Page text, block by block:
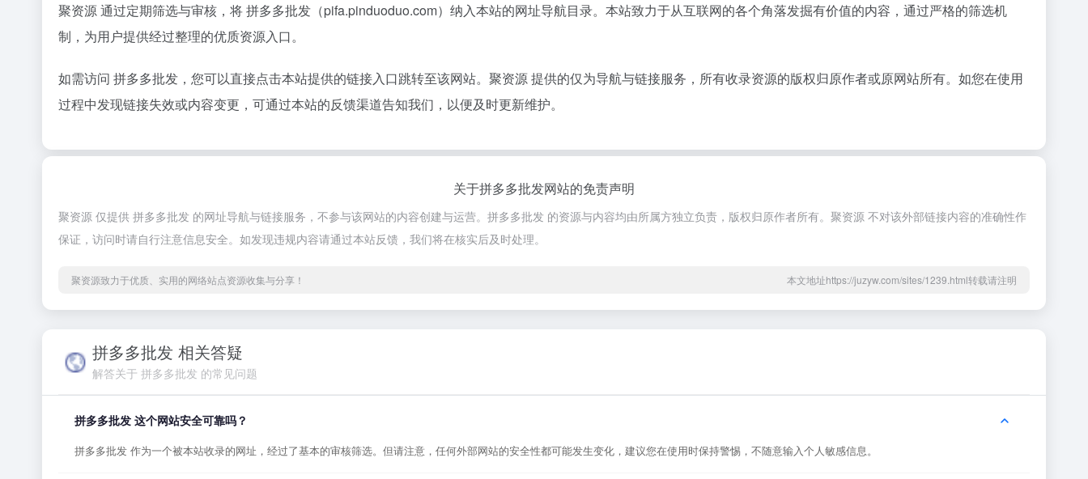
聚资源 通过定期筛选与审核，将 拼多多批发（pifa.pinduoduo.com）纳入本站的网址导航目录。本站致力于从互联网的各个角落发掘有价值的内容，通过严格的筛选机
制，为用户提供经过整理的优质资源入口。
如需访问 拼多多批发，您可以直接点击本站提供的链接入口跳转至该网站。聚资源 提供的仅为导航与链接服务，所有收录资源的版权归原作者或原网站所有。如您在使用
过程中发现链接失效或内容变更，可通过本站的反馈渠道告知我们，以便及时更新维护。
关于拼多多批发网站的免责声明
聚资源 仅提供 拼多多批发 的网址导航与链接服务，不参与该网站的内容创建与运营。拼多多批发 的资源与内容均由所属方独立负责，版权归原作者所有。聚资源 不对该外部链接内容的准确性作
保证，访问时请自行注意信息安全。如发现违规内容请通过本站反馈，我们将在核实后及时处理。
聚资源致力于优质、实用的网络站点资源收集与分享！ 本文地址https://juzyw.com/sites/1239.html转载请注明
拼多多批发 相关答疑
解答关于 拼多多批发 的常见问题
拼多多批发 这个网站安全可靠吗？
拼多多批发 作为一个被本站收录的网址，经过了基本的审核筛选。但请注意，任何外部网站的安全性都可能发生变化，建议您在使用时保持警惕，不随意输入个人敏感信息。